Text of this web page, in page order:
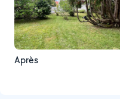
Après